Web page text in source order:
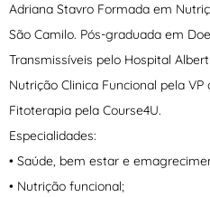
Adriana Stavro Formada em
São Camilo. Pós-graduada em
Transmissíveis pelo Hospital
Nutrição Clinica Funcional pela
Fitoterapia pela Course4U.
Especialidades:
• Saúde, bem estar e
• Nutrição funcional;